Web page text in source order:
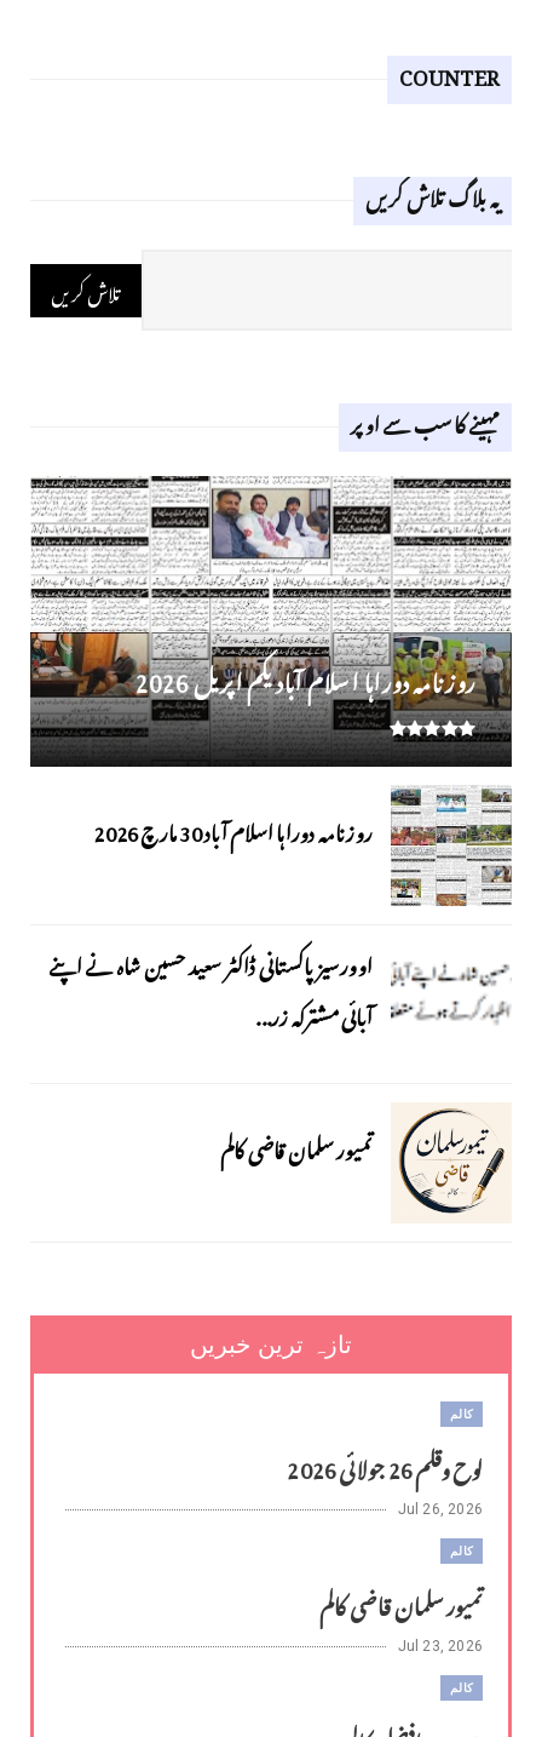
COUNTER
یہ بلاگ تلاش کریں
مہینے کا سب سے اوپر
روز نامہ دوراہا اسلام آباد یکم اپریل 2026
روزنامہ دوراہا اسلام آباد 30 مارچ 2026
اوورسیز پاکستانی ڈاکٹر سعید حسین شاہ نے اپنے
آبائی مشترکہ زر...
تمیور سلمان قاضی کالم
تازہ ترین خبریں
کالم
لوح وقلم 26 جولائی 2026
Jul 26, 2026
کالم
تمیور سلمان قاضی کالم
Jul 23, 2026
کالم